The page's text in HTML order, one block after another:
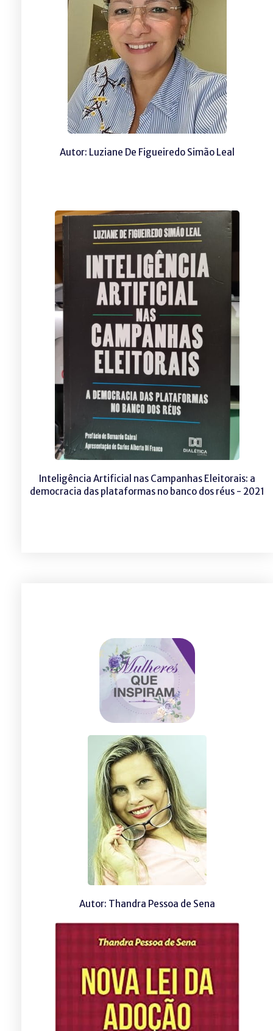
Autor: Luziane De Figueiredo Simão Leal
Inteligência Artificial nas Campanhas Eleitorais: a
democracia das plataformas no banco dos réus - 2021
Autor: Thandra Pessoa de Sena